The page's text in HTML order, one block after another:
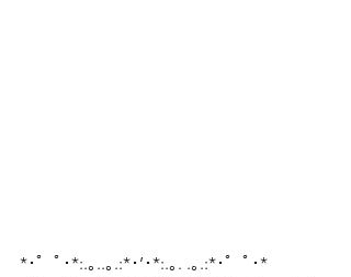
*･゜ﾟ･*:.｡..｡.:*･’･*:.｡. .｡.:*･゜ﾟ･*